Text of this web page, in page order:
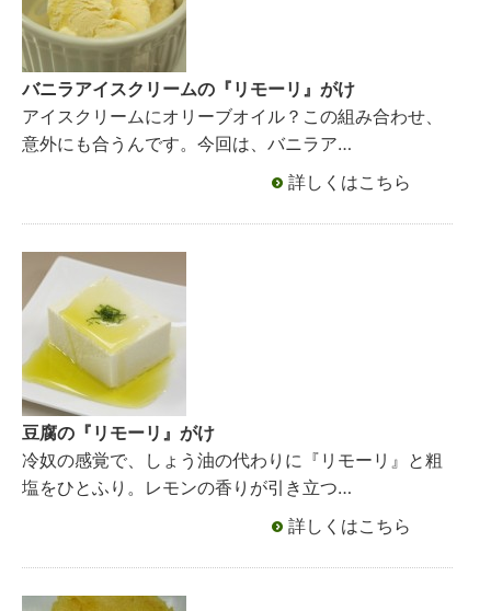
バニラアイスクリームの『リモーリ』がけ
アイスクリームにオリーブオイル？この組み合わせ、
意外にも合うんです。今回は、バニラア…
詳しくはこちら
豆腐の『リモーリ』がけ
冷奴の感覚で、しょう油の代わりに『リモーリ』と粗
塩をひとふり。レモンの香りが引き立つ…
詳しくはこちら